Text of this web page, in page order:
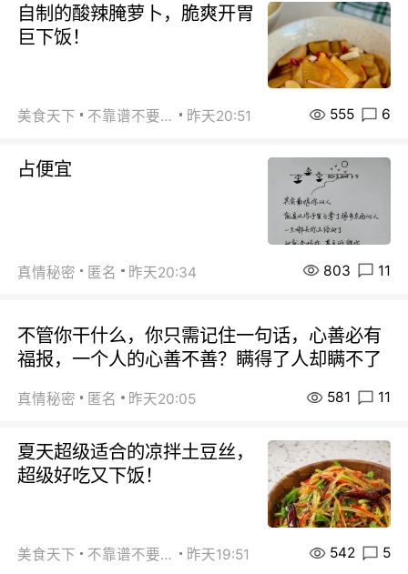
自制的酸辣腌萝卜，脆爽开胃
巨下饭！
美食天下 不靠谱不要联系 昨天20:51 555 6
占便宜
真情秘密 匿名 昨天20:34 803 11
不管你干什么，你只需记住一句话，心善必有
福报，一个人的心善不善？瞒得了人却瞒不了
真情秘密 匿名 昨天20:05 581 11
夏天超级适合的凉拌土豆丝，
超级好吃又下饭！
美食天下 不靠谱不要联系 昨天19:51 542 5